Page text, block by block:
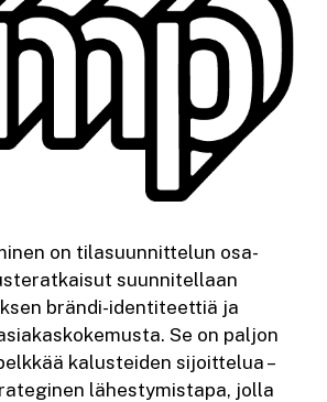
on tilasuunnittelun osa-
suunnitellaan
brändi-identiteettiä ja
Se on paljon
kalusteiden sijoittelua –
lähestymistapa, jolla